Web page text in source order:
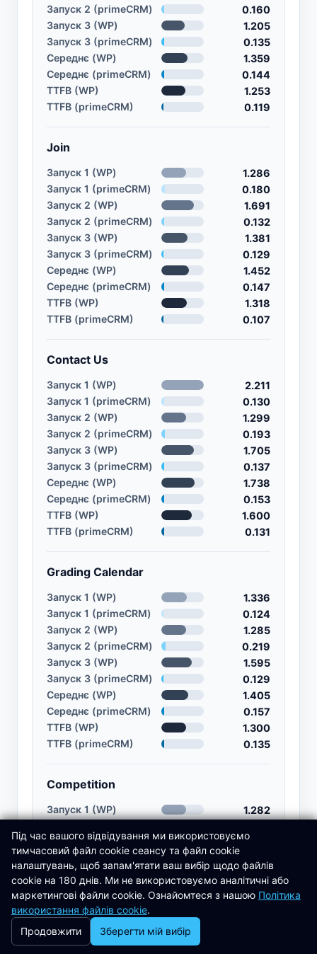
Запуск 2 (primeCRM)
0.160
Запуск 3 (WP)
1.205
Запуск 3 (primeCRM)
0.135
Середнє (WP)
1.359
Середнє (primeCRM)
0.144
TTFB (WP)
1.253
TTFB (primeCRM)
0.119
Join
Запуск 1 (WP)
1.286
Запуск 1 (primeCRM)
0.180
Запуск 2 (WP)
1.691
Запуск 2 (primeCRM)
0.132
Запуск 3 (WP)
1.381
Запуск 3 (primeCRM)
0.129
Середнє (WP)
1.452
Середнє (primeCRM)
0.147
TTFB (WP)
1.318
TTFB (primeCRM)
0.107
Contact Us
Запуск 1 (WP)
2.211
Запуск 1 (primeCRM)
0.130
Запуск 2 (WP)
1.299
Запуск 2 (primeCRM)
0.193
Запуск 3 (WP)
1.705
Запуск 3 (primeCRM)
0.137
Середнє (WP)
1.738
Середнє (primeCRM)
0.153
TTFB (WP)
1.600
TTFB (primeCRM)
0.131
Grading Calendar
Запуск 1 (WP)
1.336
Запуск 1 (primeCRM)
0.124
Запуск 2 (WP)
1.285
Запуск 2 (primeCRM)
0.219
Запуск 3 (WP)
1.595
Запуск 3 (primeCRM)
0.129
Середнє (WP)
1.405
Середнє (primeCRM)
0.157
TTFB (WP)
1.300
TTFB (primeCRM)
0.135
Competition
Запуск 1 (WP)
1.282
Запуск 2 (WP)
1.477
Запуск 2 (primeCRM)
0.233
Запуск 3 (WP)
1.633
Запуск 3 (primeCRM)
0.134
Середнє (WP)
Середнє (primeCRM)
TTFB (WP)
Під час вашого відвідування ми використовуємо
тимчасовий файл cookie сеансу та файл cookie
налаштувань, щоб запам'ятати ваш вибір щодо файлів
cookie на 180 днів. Ми не використовуємо аналітичні або
маркетингові файли cookie. Ознайомтеся з нашою Політика
використання файлів cookie.
Продовжити
Зберегти мій вибір